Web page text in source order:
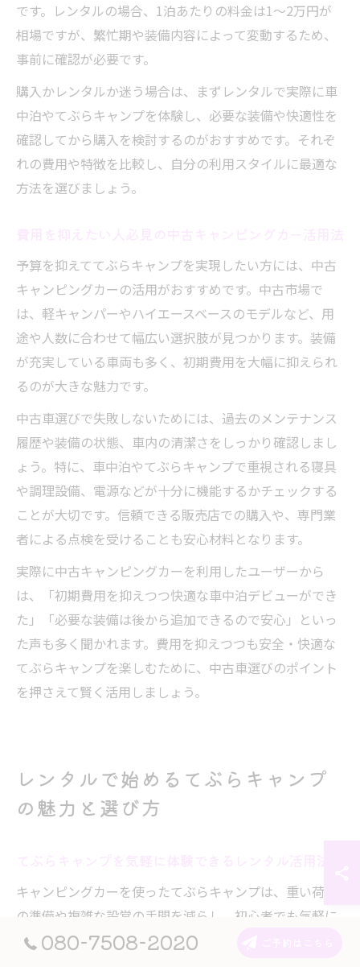
です。レンタルの場合、1泊あたりの料金は1～2万円が
相場ですが、繁忙期や装備内容によって変動するため、
事前に確認が必要です。
購入かレンタルか迷う場合は、まずレンタルで実際に車
中泊やてぶらキャンプを体験し、必要な装備や快適性を
確認してから購入を検討するのがおすすめです。それぞ
れの費用や特徴を比較し、自分の利用スタイルに最適な
方法を選びましょう。
予算を抑えててぶらキャンプを実現したい方には、中古
キャンピングカーの活用がおすすめです。中古市場で
は、軽キャンパーやハイエースベースのモデルなど、用
途や人数に合わせて幅広い選択肢が見つかります。装備
が充実している車両も多く、初期費用を大幅に抑えられ
るのが大きな魅力です。
中古車選びで失敗しないためには、過去のメンテナンス
履歴や装備の状態、車内の清潔さをしっかり確認しまし
ょう。特に、車中泊やてぶらキャンプで重視される寝具
や調理設備、電源などが十分に機能するかチェックする
ことが大切です。信頼できる販売店での購入や、専門業
者による点検を受けることも安心材料となります。
実際に中古キャンピングカーを利用したユーザーから
は、「初期費用を抑えつつ快適な車中泊デビューができ
た」「必要な装備は後から追加できるので安心」といっ
た声も多く聞かれます。費用を抑えつつも安全・快適な
てぶらキャンプを楽しむために、中古車選びのポイント
を押さえて賢く活用しましょう。
レンタルで始めるてぶらキャンプ
の魅力と選び方
キャンピングカーを使ったてぶらキャンプは、重い荷物
の準備や複雑な設営の手間を減らし、初心者でも気軽に
アウトドア体験を楽しめる方法として注目されていま
080-7508-2020